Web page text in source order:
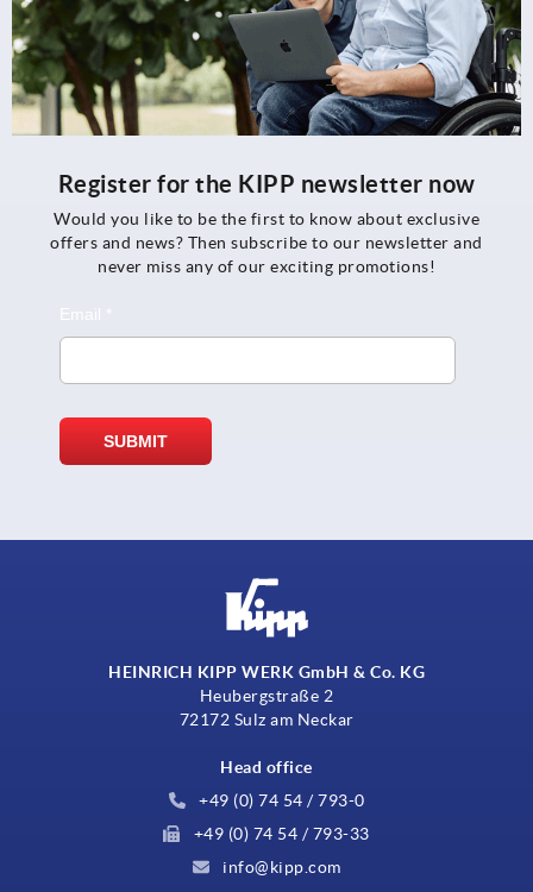
Register for the KIPP newsletter now
Would you like to be the first to know about exclusive
offers and news? Then subscribe to our newsletter and
never miss any of our exciting promotions!
HEINRICH KIPP WERK GmbH & Co. KG
Heubergstraße 2
72172 Sulz am Neckar
Head office
+49 (0) 74 54 / 793-0
+49 (0) 74 54 / 793-33
info@kipp.com